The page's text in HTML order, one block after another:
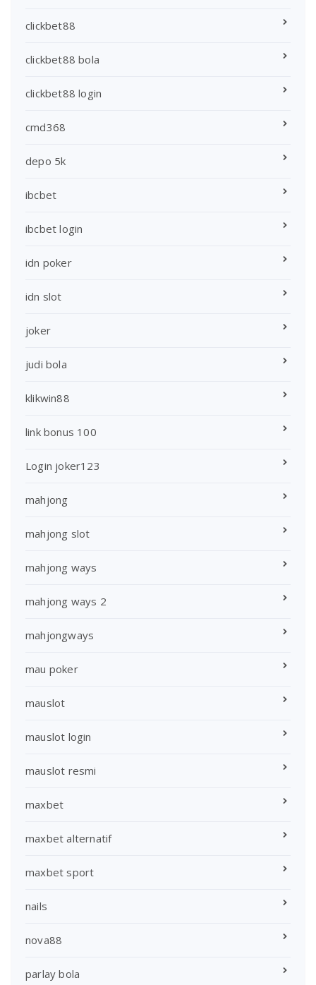
clickbet88
clickbet88 bola
clickbet88 login
cmd368
depo 5k
ibcbet
ibcbet login
idn poker
idn slot
joker
judi bola
klikwin88
link bonus 100
Login joker123
mahjong
mahjong slot
mahjong ways
mahjong ways 2
mahjongways
mau poker
mauslot
mauslot login
mauslot resmi
maxbet
maxbet alternatif
maxbet sport
nails
nova88
parlay bola